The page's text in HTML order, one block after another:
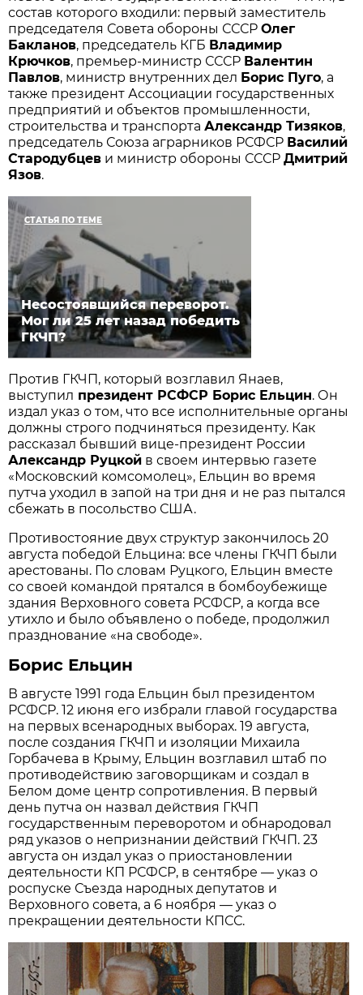
состав которого входили: первый заместитель
председателя Совета обороны СССРОлег
Бакланов, председатель КГБ Владимир
Крючков, премьер-министр СССР Валентин
Павлов, министр внутренних дел Борис Пуго, а
также президент Ассоциации государственных
предприятий и объектов промышленности,
строительства и транспортаАлександр Тизяков,
председатель Союза аграрников РСФСР Василий
Стародубцев и министр обороны СССРДмитрий
Язов.
СТАТЬЯ ПО ТЕМЕ
Несостоявшийся переворот.
Мог ли 25 лет назад победить
ГКЧП?
Против ГКЧП, который возглавил Янаев,
выступил президент РСФСР Борис Ельцин. Он
издал указ о том, что все исполнительные органы
должны строго подчиняться президенту. Как
рассказал бывший вице-президент России
Александр Руцкой в своем интервью газете
«Московский комсомолец», Ельцин во время
путча уходил в запой на три дня и не раз пытался
сбежать в посольство США.
Противостояние двух структур закончилось 20
августа победой Ельцина: все члены ГКЧП были
арестованы. По словам Руцкого, Ельцин вместе
со своей командой прятался в бомбоубежище
здания Верховного совета РСФСР, а когда все
утихло и было объявлено о победе, продолжил
празднование «на свободе».
Борис Ельцин
В августе 1991 года Ельцин был президентом
РСФСР. 12 июня его избрали главой государства
на первых всенародных выборах. 19 августа,
после создания ГКЧП и изоляции Михаила
Горбачева в Крыму, Ельцин возглавил штаб по
противодействию заговорщикам и создал в
Белом доме центр сопротивления. В первый
день путча он назвал действия ГКЧП
государственным переворотом и обнародовал
ряд указов о непризнании действий ГКЧП. 23
августа он издал указ о приостановлении
деятельности КП РСФСР, в сентябре — указ о
роспуске Съезда народных депутатов и
Верховного совета, а 6 ноября — указ о
прекращении деятельности КПСС.